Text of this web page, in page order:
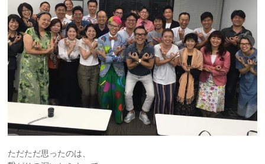
ただただ思ったのは、